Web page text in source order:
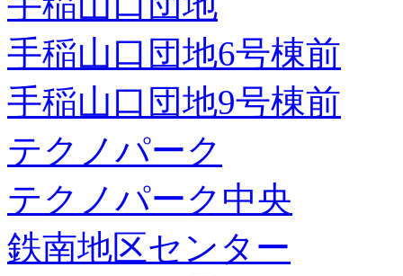
手稲山口団地6号棟前
手稲山口団地9号棟前
テクノパーク
テクノパーク中央
鉄南地区センター